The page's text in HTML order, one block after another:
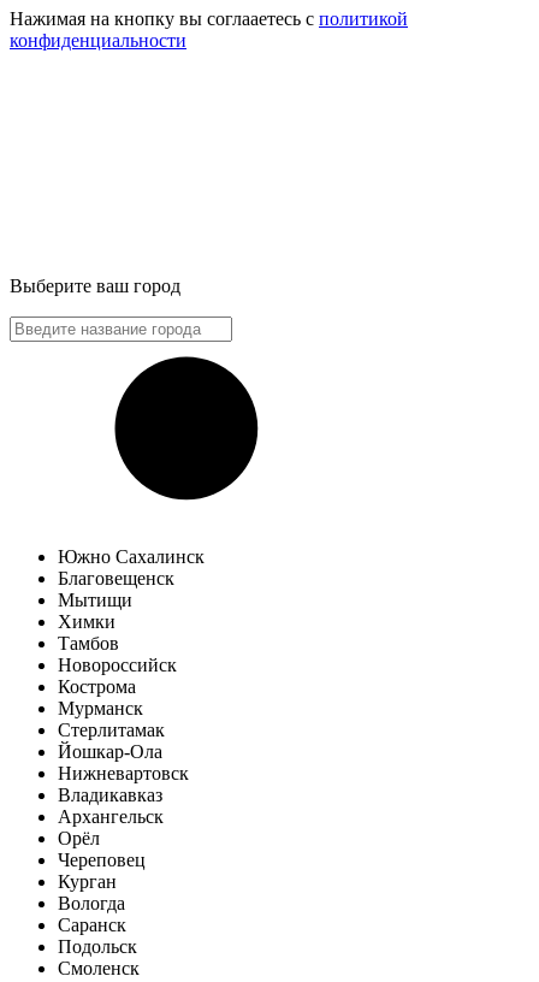
Нажимая на кнопку вы соглааетесь с политикой
конфиденциальности
Выберите ваш город
Южно Сахалинск
Благовещенск
Мытищи
Химки
Тамбов
Новороссийск
Кострома
Мурманск
Стерлитамак
Йошкар-Ола
Нижневартовск
Владикавказ
Архангельск
Орёл
Череповец
Курган
Вологда
Саранск
Подольск
Смоленск